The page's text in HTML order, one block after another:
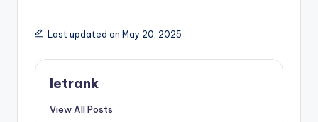
Last updated on May 20, 2025
letrank
View All Posts